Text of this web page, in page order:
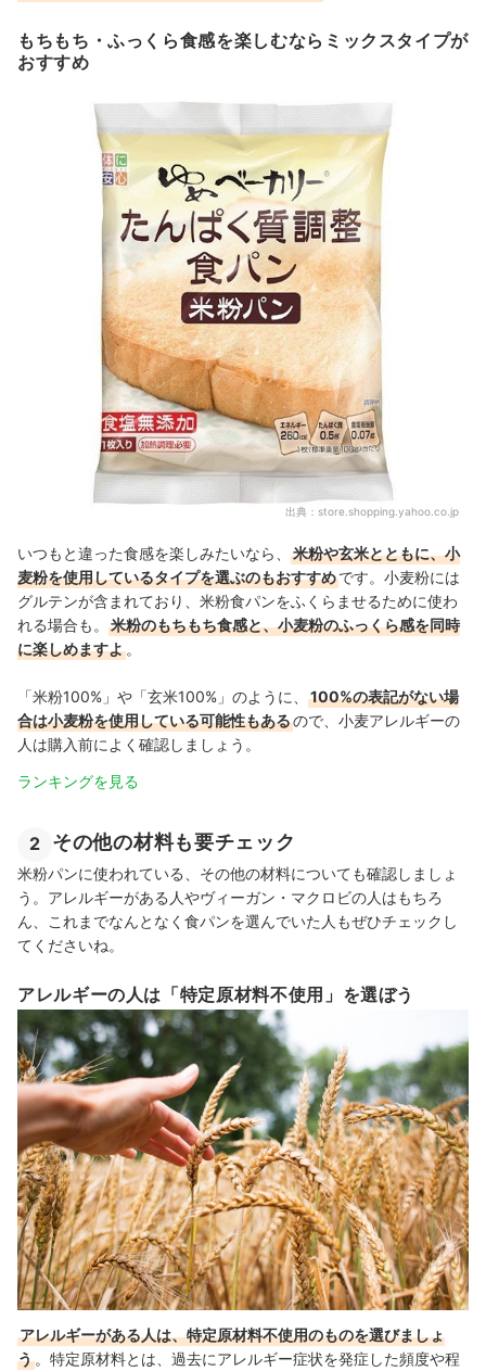
もちもち・ふっくら食感を楽しむならミックスタイプが
おすすめ
出典： store.shopping.yahoo.co.jp
いつもと違った食感を楽しみたいなら、
米粉や玄米とともに、小
麦粉を使用しているタイプを選ぶのもおすすめです。小麦粉には
グルテンが含まれており、 米粉食パンをふくらませるために使わ
れる場合も。
米粉のもちもち食感と、小麦粉のふっくら感を同時
に楽しめますよ 。
「米粉100%」や「玄米100%」のように、
100%の表記がない場
合は小麦粉を使用している可能性もあるので、小麦アレルギーの
人は購入前によく確認しましょう。
ランキングを見る
2 その他の材料も要チェック
米粉パンに使われている、その他の材料についても確認しましょ
う。アレルギーがある人やヴィーガン・マクロビの人はもちろ
ん、これまでなんとなく食パンを選んでいた人もぜひチェックし
てくださいね。
アレルギーの人は「特定原材料不使用」を選ぼう
アレルギーがある人は、特定原材料不使用のものを選びましょ
う 。特定原材料とは、過去にアレルギー症状を発症した頻度や程